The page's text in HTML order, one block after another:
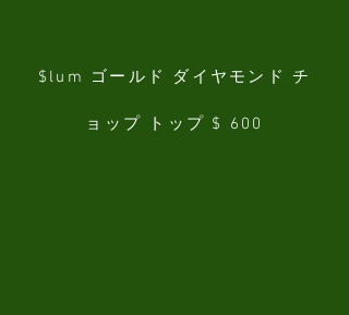
$lum ゴールド ダイヤモンド チ
ョップ トップ $ 600